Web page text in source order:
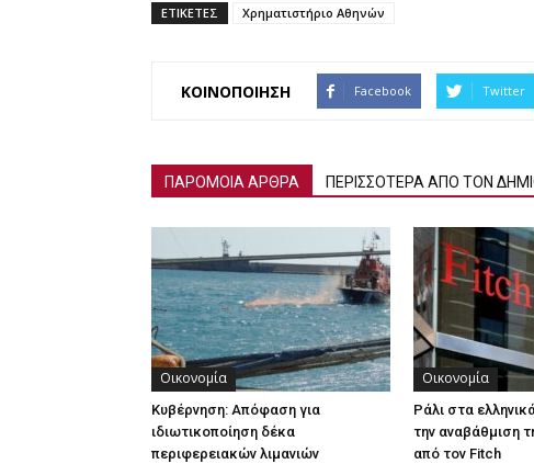
ΕΤΙΚΕΤΕΣ Χρηματιστήριο Αθηνών
ΚΟΙΝΟΠΟΙΗΣΗ Facebook Twitter
ΠΑΡΟΜΟΙΑ ΑΡΘΡΑ ΠΕΡΙΣΣΟΤΕΡΑ ΑΠΟ ΤΟΝ
Οικονομία
Κυβέρνηση: Απόφαση για
ιδιωτικοποίηση δέκα
περιφερειακών λιμανιών
Οικονομία
Ράλι στα
την αναβάθμιση
από τον Fitch